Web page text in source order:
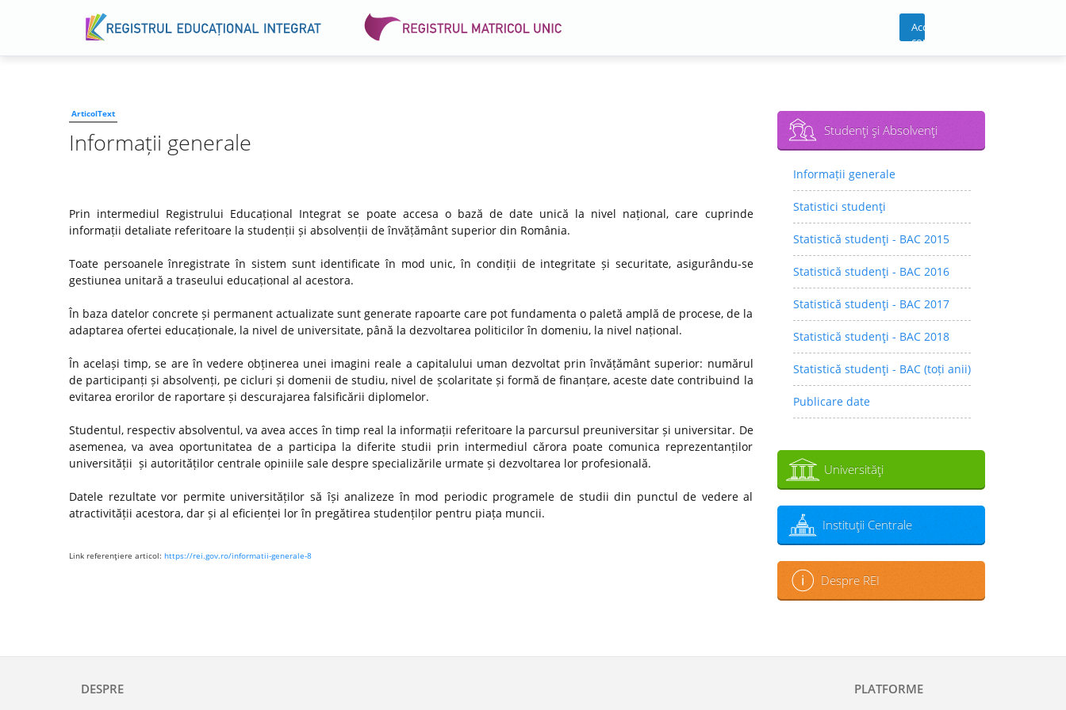
Acces
cont
ArticolText
Informații generale
Prin intermediul Registrului Educațional Integrat se poate accesa o bază de date unică la nivel național, care cuprinde
informații detaliate referitoare la studenții și absolvenții de învățământ superior din România.
Toate persoanele înregistrate în sistem sunt identificate în mod unic, în condiții de integritate și securitate, asigurându-se
gestiunea unitară a traseului educațional al acestora.
În baza datelor concrete și permanent actualizate sunt generate rapoarte care pot fundamenta o paletă amplă de procese, de la
adaptarea ofertei educaționale, la nivel de universitate, până la dezvoltarea politicilor în domeniu, la nivel național.
În același timp, se are în vedere obținerea unei imagini reale a capitalului uman dezvoltat prin învățământ superior: numărul
de participanți și absolvenți, pe cicluri și domenii de studiu, nivel de școlaritate și formă de finanțare, aceste date contribuind la
evitarea erorilor de raportare și descurajarea falsificării diplomelor.
Studentul, respectiv absolventul, va avea acces în timp real la informații referitoare la parcursul preuniversitar și universitar. De
asemenea, va avea oportunitatea de a participa la diferite studii prin intermediul cărora poate comunica reprezentanților
universității și autorităților centrale opiniile sale despre specializările urmate și dezvoltarea lor profesională.
Datele rezultate vor permite universităților să își analizeze în mod periodic programele de studii din punctul de vedere al
atractivității acestora, dar și al eficienței lor în pregătirea studenților pentru piața muncii.
Link referenţiere articol: https://rei.gov.ro/informatii-generale-8
Studenţi şi Absolvenţi
Informații generale
Statistici studenţi
Statistică studenţi - BAC 2015
Statistică studenţi - BAC 2016
Statistică studenţi - BAC 2017
Statistică studenţi - BAC 2018
Statistică studenţi - BAC (toți anii)
Publicare date
Universităţi
Instituţii Centrale
Despre REI
DESPRE PLATFORME